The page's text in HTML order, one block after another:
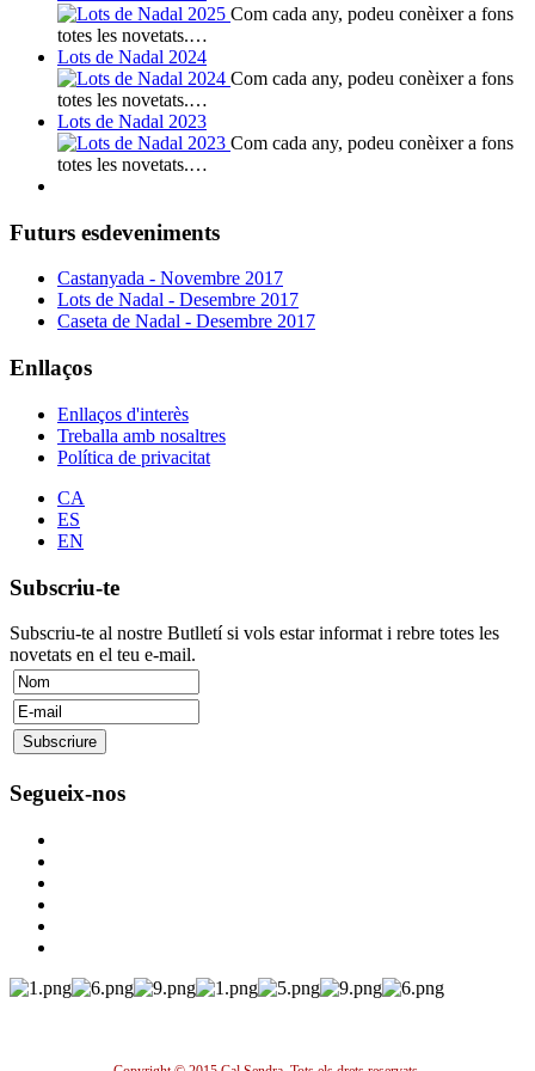
Com cada any, podeu conèixer a fons
totes les novetats.…
Lots de Nadal 2024
Com cada any, podeu conèixer a fons
totes les novetats.…
Lots de Nadal 2023
Com cada any, podeu conèixer a fons
totes les novetats.…
Futurs esdeveniments
Castanyada - Novembre 2017
Lots de Nadal - Desembre 2017
Caseta de Nadal - Desembre 2017
Enllaços
Enllaços d'interès
Treballa amb nosaltres
Política de privacitat
CA
ES
EN
Subscriu-te
Subscriu-te al nostre Butlletí si vols estar informat i rebre totes les
novetats en el teu e-mail.
Segueix-nos